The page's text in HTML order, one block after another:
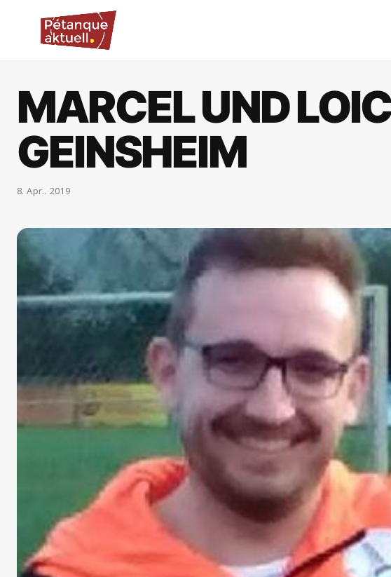
MARCEL UND
GEINSHEIM
8. Apr.. 2019